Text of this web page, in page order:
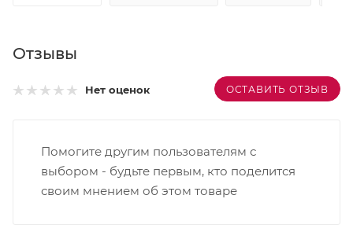
Отзывы
Нет оценок ОСТАВИТЬ ОТЗЫВ
Помогите другим пользователям с
выбором - будьте первым, кто поделится
своим мнением об этом товаре